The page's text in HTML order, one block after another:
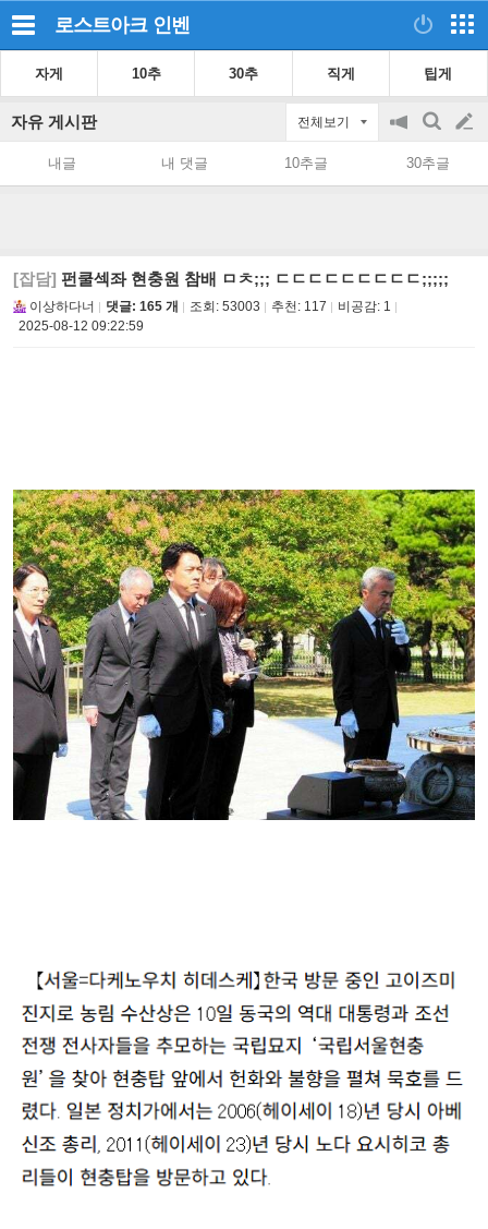
로스트아크 인벤
자게 10추 30추 직게 팁게
자유 게시판 전체보기
공
지
on/off
검
색
글
쓰
내글 내 댓글 10추글 30추글
[잡담] 펀쿨섹좌 현충원 참배 ㅁㅊ;;; ㄷㄷㄷㄷㄷㄷㄷㄷㄷ;;;;;
이상하다너 댓글: 165 개 조회: 53003 추천: 117 비공감: 1
2025-08-12 09:22:59